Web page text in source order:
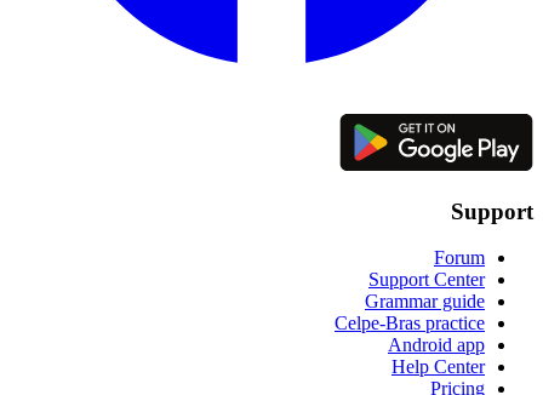
Support
Forum
Support Center
Grammar guide
Celpe-Bras practice
Android app
Help Center
Pricing